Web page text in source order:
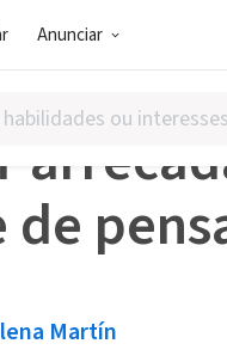
Anunciar
de
Martín